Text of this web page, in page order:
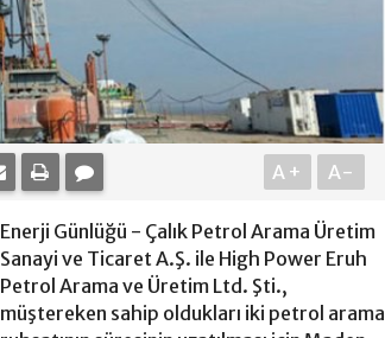
A+ A-
Enerji Günlüğü - Çalık Petrol Arama Üretim
Sanayi ve Ticaret A.Ş. ile High Power Eruh
Petrol Arama ve Üretim Ltd. Şti.,
müştereken sahip oldukları iki petrol arama